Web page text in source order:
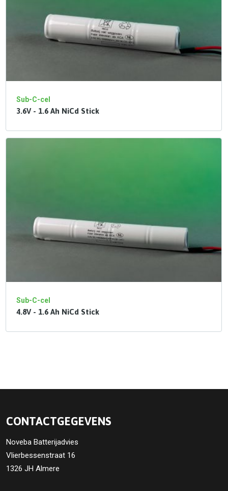
Sub-C-cel
3.6V - 1.6 Ah NiCd Stick
Sub-C-cel
4.8V - 1.6 Ah NiCd Stick
CONTACTGEGEVENS
Noveba Batterijadvies
Vlierbessenstraat 16
1326 JH Almere